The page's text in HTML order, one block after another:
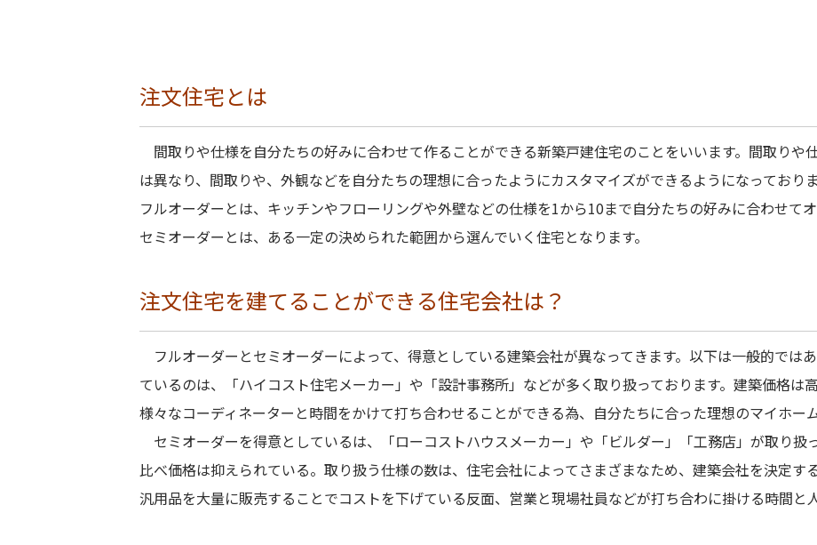
注文住宅とは
間取りや仕様を自分たちの好みに合わせて作ることができる新築戸建住宅のことをいいます。間取りや
は異なり、間取りや、外観などを自分たちの理想に合ったようにカスタマイズができるようになっておりま
フルオーダーとは、キッチンやフローリングや外壁などの仕様を1から10まで自分たちの好みに合わせてオ
セミオーダーとは、ある一定の決められた範囲から選んでいく住宅となります。
注文住宅を建てることができる住宅会社は？
フルオーダーとセミオーダーによって、得意としている建築会社が異なってきます。以下は一般的では
ているのは、「ハイコスト住宅メーカー」や「設計事務所」などが多く取り扱っております。建築価格は
様々なコーディネーターと時間をかけて打ち合わせることができる為、自分たちに合った理想のマイホーム
セミオーダーを得意としているは、「ローコストハウスメーカー」や「ビルダー」「工務店」が取り扱
比べ価格は抑えられている。取り扱う仕様の数は、住宅会社によってさまざまなため、建築会社を決定す
汎用品を大量に販売することでコストを下げている反面、営業と現場社員などが打ち合わに掛ける時間と